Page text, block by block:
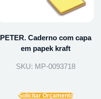
PETER. Caderno com capa
em papek kraft
SKU: MP-0093718
Solicitar Orçamento